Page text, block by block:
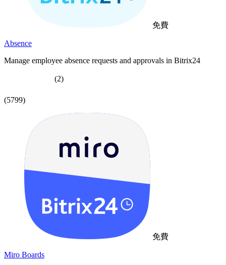
免費
Absence
Manage employee absence requests and approvals in Bitrix24
(2)
(5799)
免費
Miro Boards